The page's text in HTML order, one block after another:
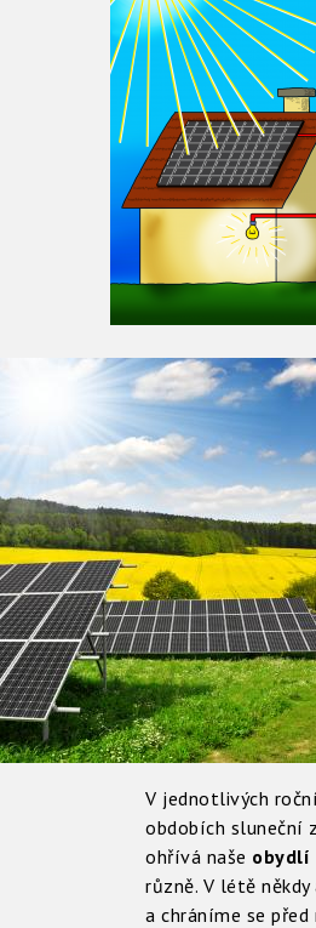
V jednotlivých
obdobích sluneční
ohřívá naše obydlí
různě. V létě někdy
a chráníme se před